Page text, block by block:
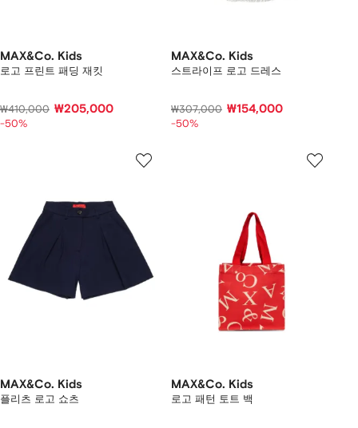
MAX&Co. Kids
로고 프린트 패딩 재킷
₩410,000 ₩205,000
-50%
MAX&Co. Kids
스트라이프 로고 드레스
₩307,000 ₩154,000
-50%
MAX&Co. Kids
플리츠 로고 쇼츠
MAX&Co. Kids
로고 패턴 토트 백